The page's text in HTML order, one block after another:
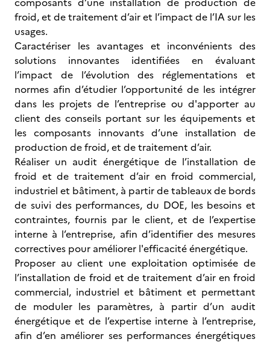
froid, et de traitement d’air et l’impact de l’IA sur les
usages.
Caractériser les avantages et inconvénients des
solutions innovantes identifiées en évaluant
l’impact de l’évolution des réglementations et
normes afin d’étudier l’opportunité de les intégrer
dans les projets de l’entreprise ou d'apporter au
client des conseils portant sur les équipements et
les composants innovants d’une installation de
production de froid, et de traitement d’air.
Réaliser un audit énergétique de l’installation de
froid et de traitement d’air en froid commercial,
industriel et bâtiment, à partir de tableaux de bords
de suivi des performances, du DOE, les besoins et
contraintes, fournis par le client, et de l’expertise
interne à l’entreprise, afin d’identifier des mesures
correctives pour améliorer l'efficacité énergétique.
Proposer au client une exploitation optimisée de
l’installation de froid et de traitement d’air en froid
commercial, industriel et bâtiment et permettant
de moduler les paramètres, à partir d’un audit
énergétique et de l’expertise interne à l’entreprise,
afin d’en améliorer ses performances énergétiques